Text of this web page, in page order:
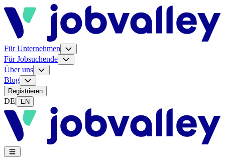
Für Unternehmen
Für Jobsuchende
Über uns
Blog
Registrieren
DE| EN